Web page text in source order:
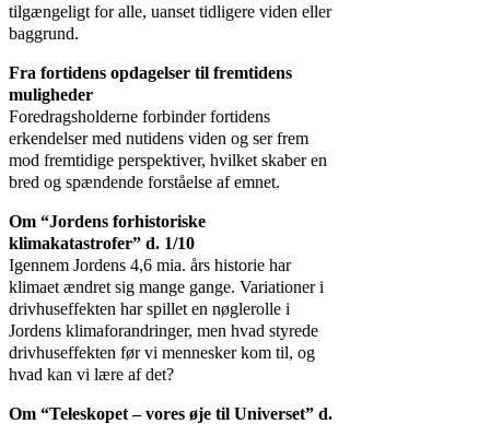
tilgængeligt for alle, uanset tidligere viden eller
baggrund.
Fra fortidens opdagelser til fremtidens
muligheder
Foredragsholderne forbinder fortidens
erkendelser med nutidens viden og ser frem
mod fremtidige perspektiver, hvilket skaber en
bred og spændende forståelse af emnet.
Om “Jordens forhistoriske
klimakatastrofer” d. 1/10
Igennem Jordens 4,6 mia. års historie har
klimaet ændret sig mange gange. Variationer i
drivhuseffekten har spillet en nøglerolle i
Jordens klimaforandringer, men hvad styrede
drivhuseffekten før vi mennesker kom til, og
hvad kan vi lære af det?
Om “Teleskopet – vores øje til Universet” d.